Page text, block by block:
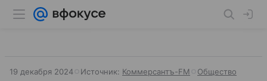
19 декабря 2024 Источник: Коммерсантъ-FM Общество